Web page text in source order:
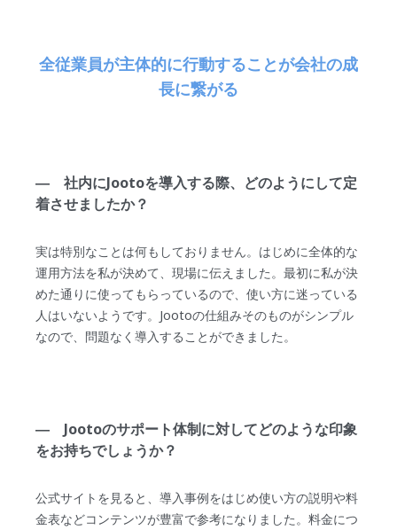
全従業員が主体的に行動することが会社の成
長に繋がる
― 社内にJootoを導入する際、どのようにして定
着させましたか？
実は特別なことは何もしておりません。はじめに全体的な
運用方法を私が決めて、現場に伝えました。最初に私が決
めた通りに使ってもらっているので、使い方に迷っている
人はいないようです。Jootoの仕組みそのものがシンプル
なので、問題なく導入することができました。
― Jootoのサポート体制に対してどのような印象
をお持ちでしょうか？
公式サイトを見ると、導入事例をはじめ使い方の説明や料
金表などコンテンツが豊富で参考になりました。料金につ